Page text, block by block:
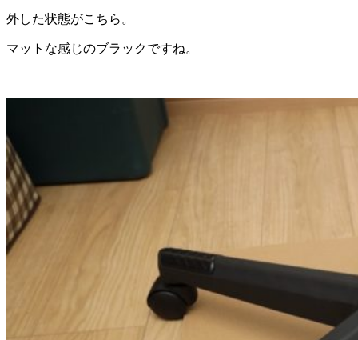
外した状態がこちら。
マットな感じのブラックですね。